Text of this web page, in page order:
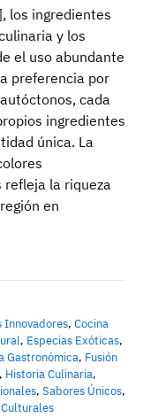
los ingredientes
y los
el uso abundante
preferencia por
cada
ingredientes
única. La
la riqueza
en
Innovadores, Cocina
, Especias Exóticas,
Gastronómica, Fusión
, Historia Culinaria,
, Sabores Únicos,